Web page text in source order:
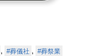
, 葬儀社 , 葬祭業